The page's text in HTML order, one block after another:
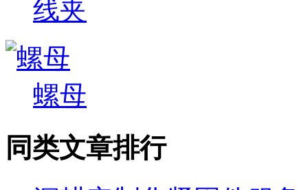
线夹
螺母
同类文章排行